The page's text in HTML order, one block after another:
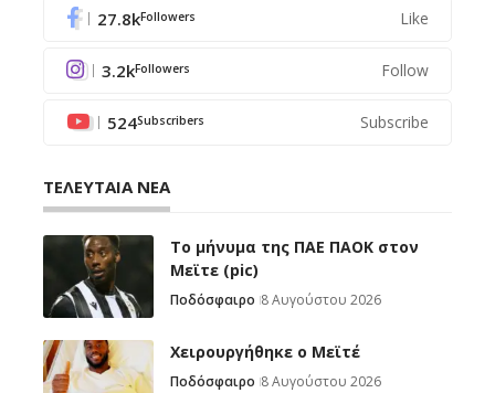
27.8kFollowers Like
3.2kFollowers Follow
524Subscribers Subscribe
ΤΕΛΕΥΤΑΙΑ ΝΕΑ
Το μήνυμα της ΠΑΕ ΠΑΟΚ στον
Μεϊτε (pic)
Ποδόσφαιρο 8 Αυγούστου 2026
Χειρουργήθηκε ο Μεϊτέ
Ποδόσφαιρο 8 Αυγούστου 2026